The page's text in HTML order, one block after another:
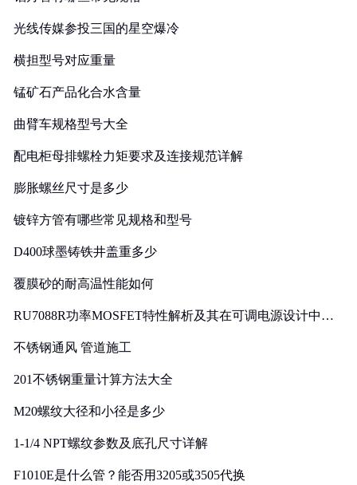
光线传媒参投三国的星空爆冷
横担型号对应重量
锰矿石产品化合水含量
曲臂车规格型号大全
配电柜母排螺栓力矩要求及连接规范详解
膨胀螺丝尺寸是多少
镀锌方管有哪些常见规格和型号
D400球墨铸铁井盖重多少
覆膜砂的耐高温性能如何
RU7088R功率MOSFET特性解析及其在可调电源设计中的
不锈钢通风 管道施工
201不锈钢重量计算方法大全
M20螺纹大径和小径是多少
1-1/4 NPT螺纹参数及底孔尺寸详解
F1010E是什么管？能否用3205或3505代换